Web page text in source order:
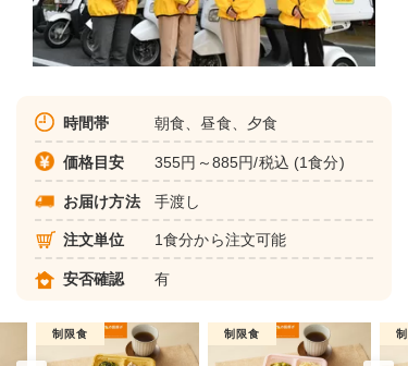
時間帯 朝食、昼食、夕食
価格目安 355円～885円/税込 (1食分)
お届け方法 手渡し
注文単位 1食分から注文可能
安否確認 有
制限食 制限食